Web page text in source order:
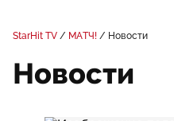
StarHit TV МАТЧ! Новости
Новости